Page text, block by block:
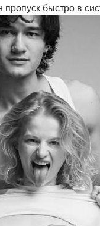
быстро в